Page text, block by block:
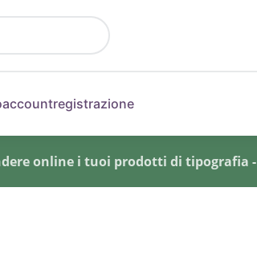
accountregistrazione
online i tuoi prodotti di tipografia -